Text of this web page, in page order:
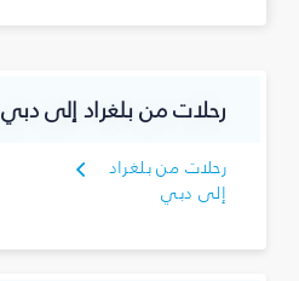
رحلات من بلغراد إلى دبي
رحلات من بلغراد
إلى دبي